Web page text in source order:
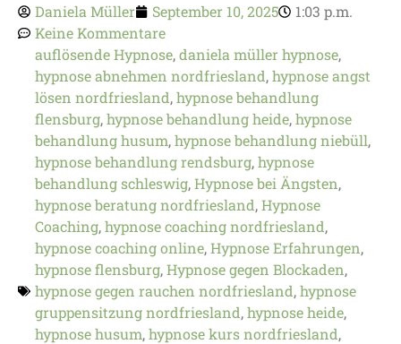
Daniela Müller September 10, 2025
1:03 p.m.
Keine Kommentare
auflösende Hypnose,daniela müller hypnose,
hypnose abnehmen nordfriesland,hypnose angst
lösen nordfriesland,hypnose behandlung
flensburg,hypnose behandlung heide,hypnose
behandlung husum,hypnose behandlung niebüll,
hypnose behandlung rendsburg,hypnose
behandlung schleswig,Hypnose bei Ängsten,
hypnose beratung nordfriesland,Hypnose
Coaching,hypnose coaching nordfriesland,
hypnose coaching online,Hypnose Erfahrungen,
hypnose flensburg,Hypnose gegen Blockaden,
hypnose gegen rauchen nordfriesland,hypnose
gruppensitzung nordfriesland,hypnose heide,
hypnose husum,hypnose kurs nordfriesland,